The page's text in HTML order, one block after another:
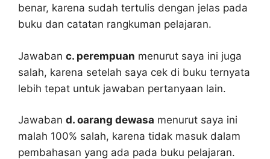
benar, karena sudah tertulis dengan jelas pada
buku dan catatan rangkuman pelajaran.
Jawaban c. perempuan menurut saya ini juga
salah, karena setelah saya cek di buku ternyata
lebih tepat untuk jawaban pertanyaan lain.
Jawaban d. oarang dewasa menurut saya ini
malah 100% salah, karena tidak masuk dalam
pembahasan yang ada pada buku pelajaran.